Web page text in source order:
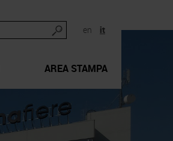
en it
AREA STAMPA